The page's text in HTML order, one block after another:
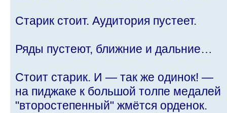
Старик стоит. Аудитория пустеет.
Ряды пустеют, ближние и дальние…
Стоит старик. И — так же одинок! —
на пиджаке к большой толпе медалей
"второстепенный" жмётся орденок.